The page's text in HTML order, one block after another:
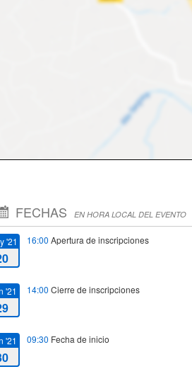
FECHAS EN HORA LOCAL DEL EVENTO
'21 16:00 Apertura de inscripciones
'21 14:00 Cierre de inscripciones
'21 09:30 Fecha de inicio